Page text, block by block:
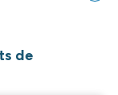
de